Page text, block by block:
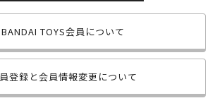
BANDAI TOYS会員について
登録と会員情報変更について